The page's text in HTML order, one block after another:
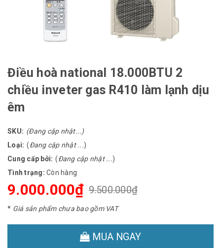
Điều hoà national 18.000BTU 2
chiều inveter gas R410 làm lạnh dịu
êm
SKU: (Đang cập nhật...)
Loại: (Đang cập nhật ...)
Cung cấp bởi: (Đang cập nhật ...)
Tình trạng: Còn hàng
9.000.000₫ 9.500.000₫
* Giá sản phẩm chưa bao gồm VAT
MUA NGAY